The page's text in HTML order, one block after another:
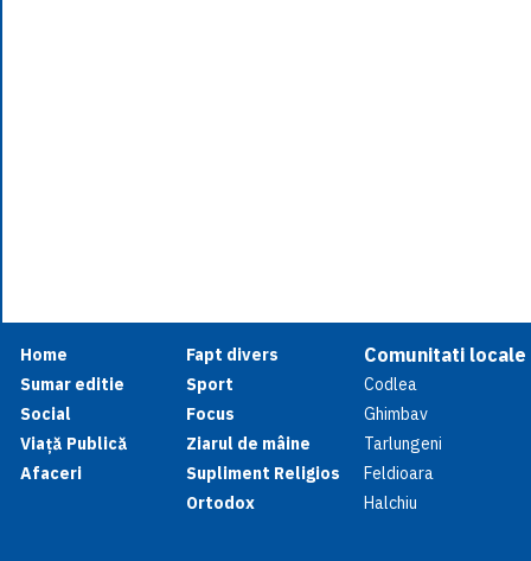
Home
Sumar editie
Social
Viață Publică
Afaceri
Fapt divers
Sport
Focus
Ziarul de mâine
Supliment Religios
Ortodox
Comunitati locale
Codlea
Ghimbav
Tarlungeni
Feldioara
Halchiu